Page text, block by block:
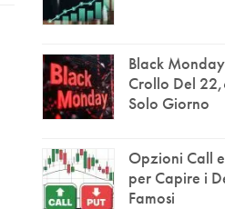
Black
Crollo Del
Solo Giorno
Opzioni Call
per Capire i
Famosi